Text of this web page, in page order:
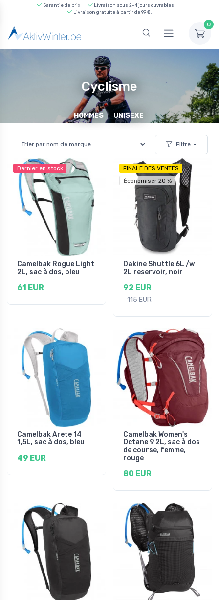
Garantie de prix
Livraison sous 2-4 jours ouvrables
Livraison gratuite à partir de 99 €.
0
Cyclisme
HOMMES UNISEXE
Filtre
Dernier en stock
Camelbak Rogue Light
2L, sac à dos, bleu
61 EUR
FINALE DES VENTES
Économiser 20 %
Dakine Shuttle 6L /w
2L reservoir, noir
92 EUR
115 EUR
Camelbak Arete 14
1,5L, sac à dos, bleu
49 EUR
Camelbak Women's
Octane 9 2L, sac à dos
de course, femme,
rouge
80 EUR